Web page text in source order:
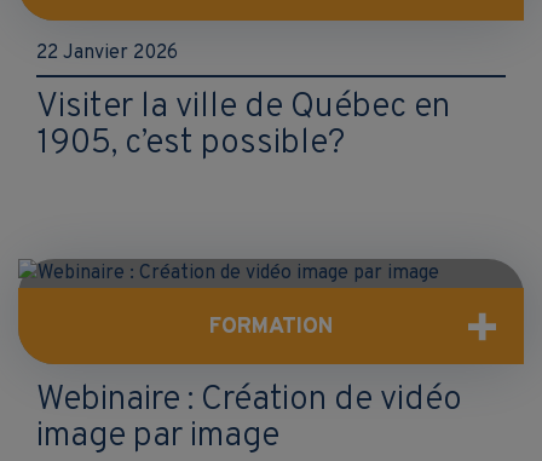
22 Janvier 2026
Visiter la ville de Québec en
1905, c’est possible?
FORMATION
Webinaire : Création de vidéo
image par image